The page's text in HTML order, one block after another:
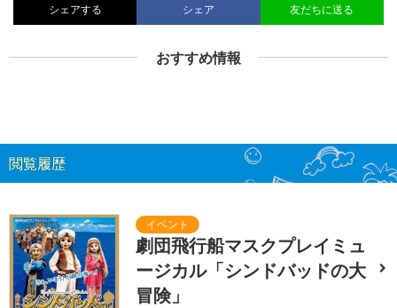
シェアする シェア 友だちに送る
おすすめ情報
閲覧履歴
劇団飛行船マスクプレイミュ
ージカル「シンドバッドの大
冒険」